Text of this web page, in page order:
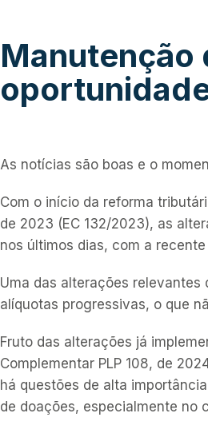
Manutenção
As notícias são boas e o
Com o início da reforma
de 2023 (EC 132/2023), as
nos últimos dias, com a
Uma das alterações
alíquotas progressivas, o que
Fruto das alterações já
Complementar PLP 108, de
há questões de alta
de doações, especialmente no